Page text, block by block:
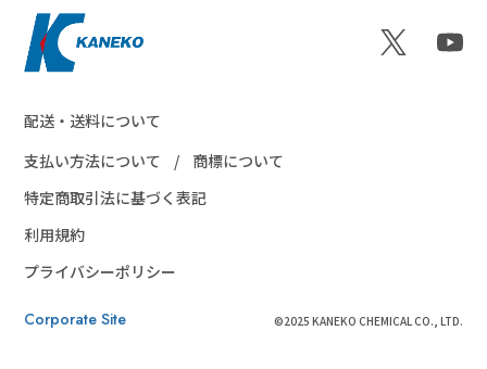
Corporate Site
配送・送料について
支払い方法について
商標について
特定商取引法に基づく表記
利用規約
プライバシーポリシー
©2025 KANEKO CHEMICAL CO., LTD.